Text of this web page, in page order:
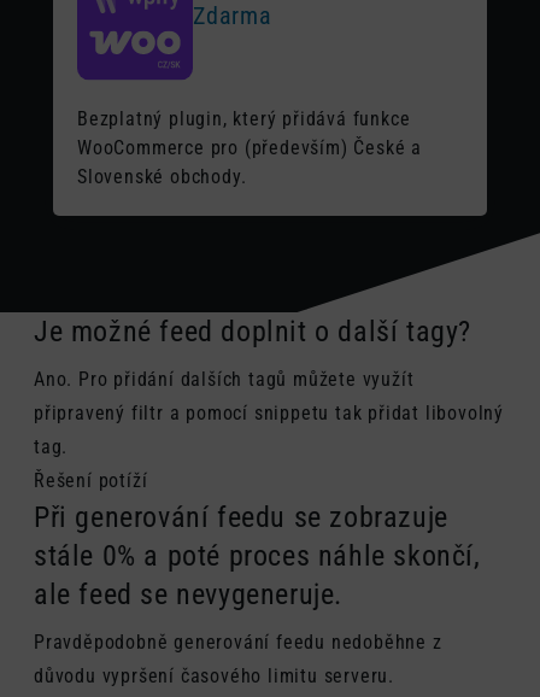
Zdarma
Bezplatný plugin, který přidává funkce
WooCommerce pro (především) České a
Slovenské obchody.
Je možné feed doplnit o další tagy?
Ano. Pro přidání dalších tagů můžete využít
připravený filtr a pomocí snippetu tak přidat libovolný
tag.
Řešení potíží
Při generování feedu se zobrazuje
stále 0% a poté proces náhle skončí,
ale feed se nevygeneruje.
Pravděpodobně generování feedu nedoběhne z
důvodu vypršení časového limitu serveru.